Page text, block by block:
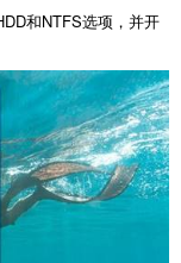
和NTFS选项，并开